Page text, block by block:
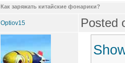
Как заряжать китайские фонарики?
Optiov15 Posted